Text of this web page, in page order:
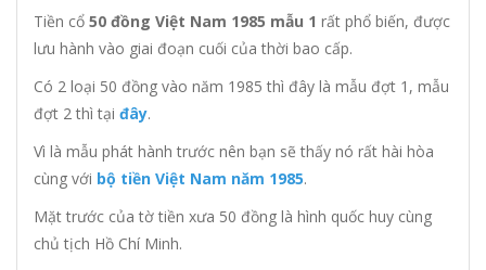
Tiền cổ 50 đồng Việt Nam 1985 mẫu 1 rất phổ biến, được
lưu hành vào giai đoạn cuối của thời bao cấp.
Có 2 loại 50 đồng vào năm 1985 thì đây là mẫu đợt 1, mẫu
đợt 2 thì tại đây.
Vì là mẫu phát hành trước nên bạn sẽ thấy nó rất hài hòa
cùng với bộ tiền Việt Nam năm 1985.
Mặt trước của tờ tiền xưa 50 đồng là hình quốc huy cùng
chủ tịch Hồ Chí Minh.